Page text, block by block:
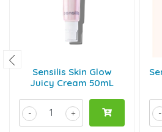
Sensilis Skin Glow
Juicy Cream 50mL
+
- -